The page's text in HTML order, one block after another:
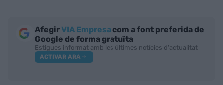
AfegirVIA Empresa com a font preferida de
Google de forma gratuïta
Estigues informat amb les últimes notícies d'actualitat
ACTIVAR ARA